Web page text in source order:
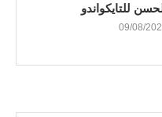
للتايكواندو
09/08/